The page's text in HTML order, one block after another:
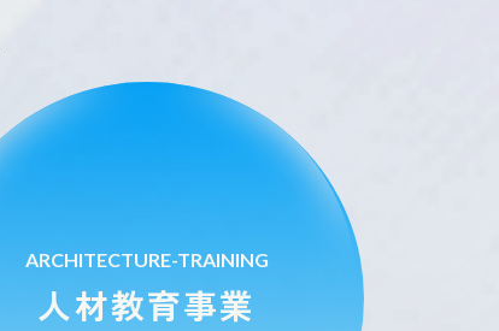
ARCHITECTURE-TRAINING
人材教育事業